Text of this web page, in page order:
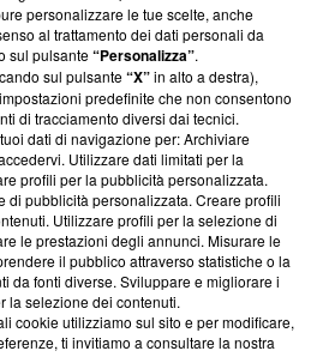
Via Carlo Frasca, 3 - 6900
0690258937
personalizzare le tue scelte, anche
al trattamento dei dati personali da
sul pulsante“Personalizza”.
sul pulsante“X”in alto a destra),
predefinite che non consentono
di tracciamento diversi dai tecnici.
dati di navigazione per: Archiviare
Utilizzare dati limitati per la
profili per la pubblicità personalizzata.
di pubblicità personalizzata. Creare profili
Utilizzare profili per la selezione di
le prestazioni degli annunci. Misurare le
il pubblico attraverso statistiche o la
da fonti diverse. Sviluppare e migliorare i
la selezione dei contenuti.
cookie utilizziamo sul sito e per modificare,
ti invitiamo a consultare la nostra